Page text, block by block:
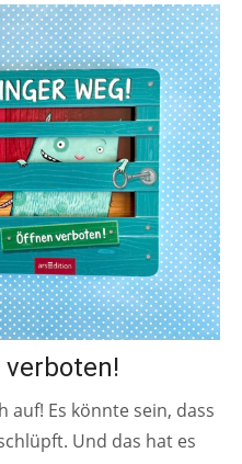
verboten!
auf! Es könnte sein, dass
Und das hat es